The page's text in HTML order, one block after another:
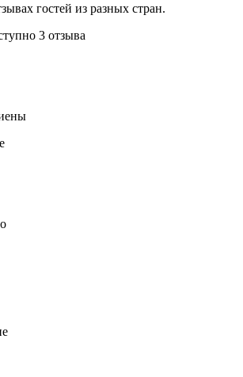
гостей из разных стран.
3 отзыва